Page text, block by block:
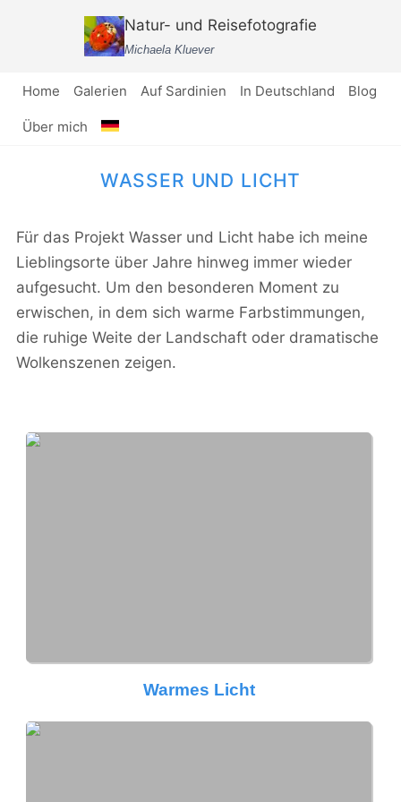
Natur- und Reisefotografie
Michaela Kluever
Home Galerien Auf Sardinien In Deutschland Blog
Über mich
WASSER UND LICHT
Für das Projekt Wasser und Licht habe ich meine
Lieblingsorte über Jahre hinweg immer wieder
aufgesucht. Um den besonderen Moment zu
erwischen, in dem sich warme Farbstimmungen,
die ruhige Weite der Landschaft oder dramatische
Wolkenszenen zeigen.
Warmes Licht